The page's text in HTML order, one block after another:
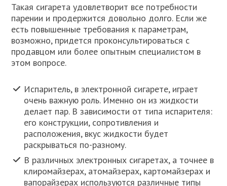
Такая сигарета удовлетворит все потребности
парении и продержится довольно долго. Если же
есть повышенные требования к параметрам,
возможно, придется проконсультироваться с
продавцом или более опытным специалистом в
этом вопросе.
Испаритель, в электронной сигарете, играет
очень важную роль. Именно он из жидкости
делает пар. В зависимости от типа испарителя:
его конструкции, сопротивления и
расположения, вкус жидкости будет
раскрываться по-разному.
В различных электронных сигаретах, а точнее в
клиромайзерах, атомайзерах, картомайзерах и
вапорайзерах используются различные типы